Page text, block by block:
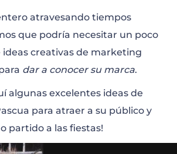
recetas con imágenes
emergentes llamativas
simpáticos videos de
uso al marketing por email
atravesando tiempos
que podría necesitar un poco
ideas creativas de marketing
dar a conocer su marca.
algunas excelentes ideas de
para atraer a su público y
partido a las fiestas!